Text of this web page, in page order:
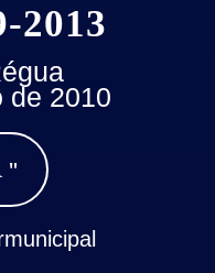
2013
de 2010